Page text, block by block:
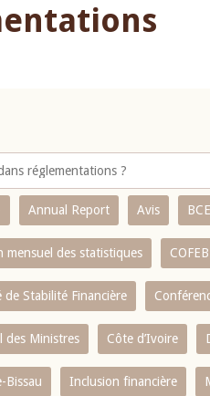
Annual Report Avis
mensuel des statistiques COFEB
de Stabilité Financière
des Ministres Côte d’Ivoire
Bissau Inclusion financière